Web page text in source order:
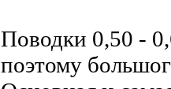
Поводки 0,50 -
поэтому